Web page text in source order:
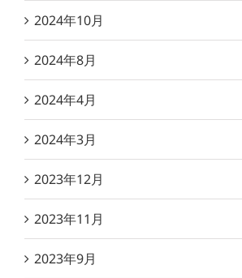
2024年10月
2024年8月
2024年4月
2024年3月
2023年12月
2023年11月
2023年9月